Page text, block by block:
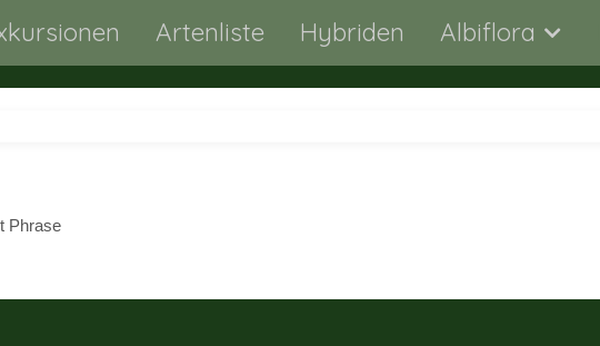
Artenliste Hybriden Albiflora
Phrase